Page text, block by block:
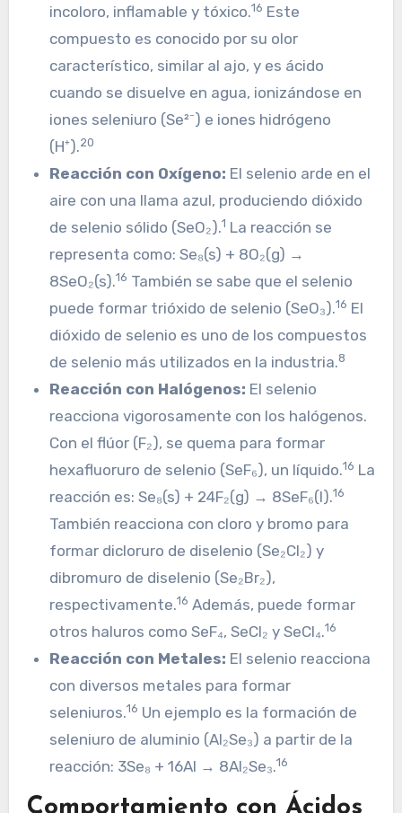
incoloro, inflamable y tóxico.16 Este
compuesto es conocido por su olor
característico, similar al ajo, y es ácido
cuando se disuelve en agua, ionizándose en
iones seleniuro (Se²⁻) e iones hidrógeno
(H⁺).20
Reacción con Oxígeno: El selenio arde en el
aire con una llama azul, produciendo dióxido
de selenio sólido (SeO₂).1 La reacción se
representa como: Se₈(s) + 8O₂(g) →
8SeO₂(s).16 También se sabe que el selenio
puede formar trióxido de selenio (SeO₃).16 El
dióxido de selenio es uno de los compuestos
de selenio más utilizados en la industria.8
Reacción con Halógenos: El selenio
reacciona vigorosamente con los halógenos.
Con el flúor (F₂), se quema para formar
hexafluoruro de selenio (SeF₆), un líquido.16 La
reacción es: Se₈(s) + 24F₂(g) → 8SeF₆(l).16
También reacciona con cloro y bromo para
formar dicloruro de diselenio (Se₂Cl₂) y
dibromuro de diselenio (Se₂Br₂),
respectivamente.16 Además, puede formar
otros haluros como SeF₄, SeCl₂ y SeCl₄.16
Reacción con Metales: El selenio reacciona
con diversos metales para formar
seleniuros.16 Un ejemplo es la formación de
seleniuro de aluminio (Al₂Se₃) a partir de la
reacción: 3Se₈ + 16Al → 8Al₂Se₃.16
Comportamiento con Ácidos